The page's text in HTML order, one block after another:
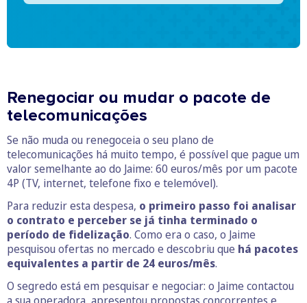
Renegociar ou mudar o pacote de
telecomunicações
Se não muda ou renegoceia o seu plano de
telecomunicações há muito tempo, é possível que pague um
valor semelhante ao do Jaime: 60 euros/mês por um pacote
4P (TV, internet, telefone fixo e telemóvel).
Para reduzir esta despesa, o primeiro passo foi analisar
o contrato e perceber se já tinha terminado o
período de fidelização. Como era o caso, o Jaime
pesquisou ofertas no mercado e descobriu que há pacotes
equivalentes a partir de 24 euros/mês.
O segredo está em pesquisar e negociar: o Jaime contactou